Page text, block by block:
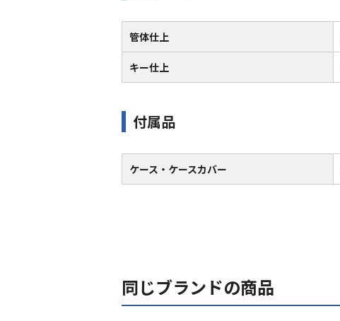
管体仕上
キー仕上
付属品
ケース・ケースカバー
同じブランドの商品